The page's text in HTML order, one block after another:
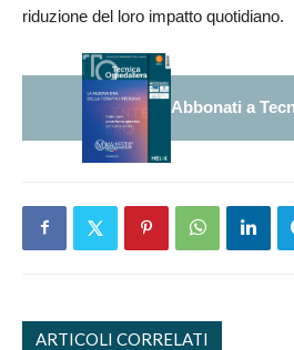
riduzione del loro impatto quotidiano.
Abbonati a
ARTICOLI CORRELATI